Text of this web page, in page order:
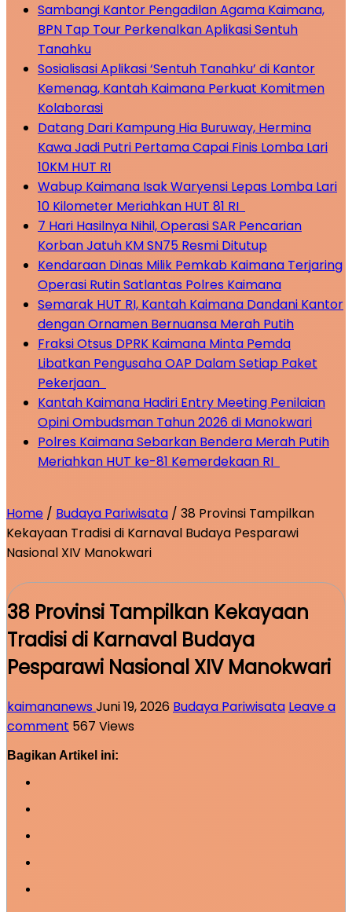
Sambangi Kantor Pengadilan Agama Kaimana,
BPN Tap Tour Perkenalkan Aplikasi Sentuh
Tanahku
Sosialisasi Aplikasi ‘Sentuh Tanahku’ di Kantor
Kemenag, Kantah Kaimana Perkuat Komitmen
Kolaborasi
Datang Dari Kampung Hia Buruway, Hermina
Kawa Jadi Putri Pertama Capai Finis Lomba Lari
10KM HUT RI
Wabup Kaimana Isak Waryensi Lepas Lomba Lari
10 Kilometer Meriahkan HUT 81 RI
7 Hari Hasilnya Nihil, Operasi SAR Pencarian
Korban Jatuh KM SN75 Resmi Ditutup
Kendaraan Dinas Milik Pemkab Kaimana Terjaring
Operasi Rutin Satlantas Polres Kaimana
Semarak HUT RI, Kantah Kaimana Dandani Kantor
dengan Ornamen Bernuansa Merah Putih
Fraksi Otsus DPRK Kaimana Minta Pemda
Libatkan Pengusaha OAP Dalam Setiap Paket
Pekerjaan
Kantah Kaimana Hadiri Entry Meeting Penilaian
Opini Ombudsman Tahun 2026 di Manokwari
Polres Kaimana Sebarkan Bendera Merah Putih
Meriahkan HUT ke-81 Kemerdekaan RI
Home / Budaya Pariwisata / 38 Provinsi Tampilkan
Kekayaan Tradisi di Karnaval Budaya Pesparawi
Nasional XIV Manokwari
38 Provinsi Tampilkan Kekayaan
Tradisi di Karnaval Budaya
Pesparawi Nasional XIV Manokwari
kaimananewsJuni 19, 2026 Budaya Pariwisata Leave a
comment 567 Views
Bagikan Artikel ini: